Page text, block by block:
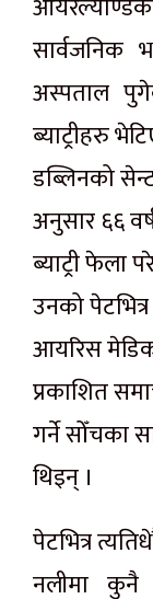
सार्वजनिक
अस्पताल
ब्याट्रीहरु
डब्लिनको
अनुसार ६६
ब्याट्री फेला
उनको पेटभित्र
आयरिस
प्रकाशित
गर्ने सोँचका
थिइन् ।
पेटभित्र
नलीमा कुनै